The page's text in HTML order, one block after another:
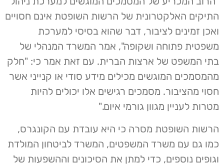
התיקים האלקטרונית של הרשות השופטת אינם חסויים
ואכן זמינים לציבור, דבר שהוא בסיסי למערכת
משפטית פתוחה ושקופה", אמר המשרד המנהלי של
בתי המשפט של ארצות הברית. עם זאת אמר כי: "חלק
מהמסמכים המוגשים מכילים מידע סודי או קנייני אשר
חסוי מהציבור. מסמכים רגישים אלו יכולים להיות
מטרות לעניין מגוון גורמי איום."
הרשות השופטת מסרה כי היא עובדת עם הקונגרס,
כמו גם עם משרד המשפטים, המשרד לביטחון המולדת
וגופים נוספים, כדי למתן את הסיכונים וההשפעות של